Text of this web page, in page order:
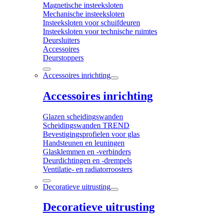
Magnetische insteeksloten
Mechanische insteeksloten
Insteeksloten voor schuifdeuren
Insteeksloten voor technische ruimtes
Deursluiters
Accessoires
Deurstoppers
Accessoires inrichting
Accessoires inrichting
Glazen scheidingswanden
Scheidingswanden TREND
Bevestigingsprofielen voor glas
Handsteunen en leuningen
Glasklemmen en -verbinders
Deurdichtingen en -drempels
Ventilatie- en radiatorroosters
Decoratieve uitrusting
Decoratieve uitrusting